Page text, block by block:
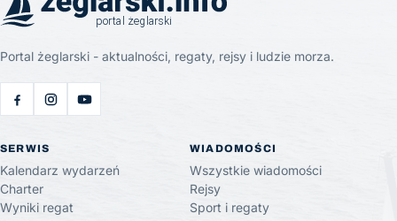
Portal żeglarski - aktualności, regaty, rejsy i ludzie morza.
SERWIS
Kalendarz wydarzeń
Charter
Wyniki regat
WIADOMOŚCI
Wszystkie wiadomości
Rejsy
Sport i regaty